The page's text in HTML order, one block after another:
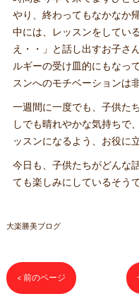
やり、終わってもなかなか
中には、レッスンをしてい
え・・」と話し出すお子さ
ルギーの受け皿的にもなっ
スンへのモチベーションは
一週間に一度でも、子供た
しでも晴れやかな気持ちで
ッスンになるよう、お役に
今日も、子供たちがどんな
ても楽しみにしているそうで
大楽勝美ブログ
< 前のページ